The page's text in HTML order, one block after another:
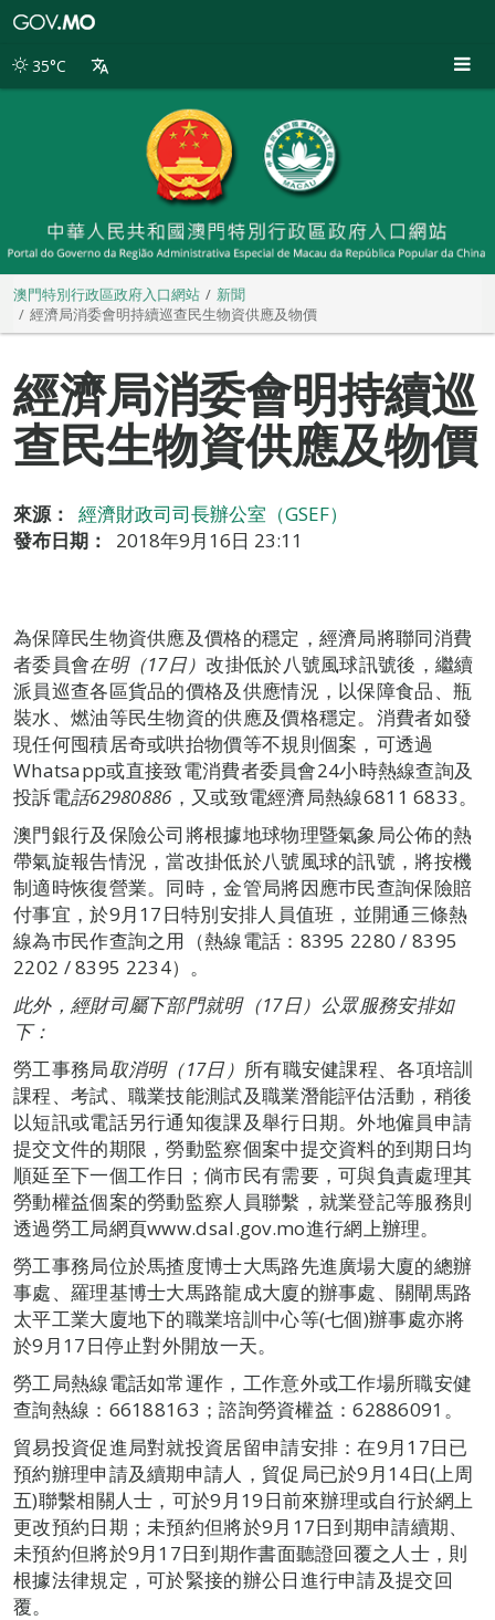
別
35°C
澳門特別行政區政府入口網站
新聞
經濟局消委會明持續巡查民生物資供應及物價
經濟局消委會明持續巡
查民生物資供應及物價
來源：
經濟財政司司長辦公室（GSEF）
發布日期：
2018年9月16日 23:11
為保障民生物資供應及價格的穩定，經濟局將聯同消費
者委員會在明（17日）改掛低於八號風球訊號後，繼續
派員巡查各區貨品的價格及供應情況，以保障食品、瓶
裝水、燃油等民生物資的供應及價格穩定。消費者如發
現任何囤積居奇或哄抬物價等不規則個案，可透過
Whatsapp或直接致電消費者委員會24小時熱線查詢及
投訴電話62980886，又或致電經濟局熱線6811 6833。
澳門銀行及保險公司將根據地球物理暨氣象局公佈的熱
帶氣旋報告情況，當改掛低於八號風球的訊號，將按機
制適時恢復營業。同時，金管局將因應巿民查詢保險賠
付事宜，於9月17日特別安排人員值班，並開通三條熱
線為巿民作查詢之用（熱線電話：8395 2280 / 8395
2202 / 8395 2234）。
此外，經財司屬下部門就明（17日）公眾服務安排如
下：
勞工事務局取消明（17日） 所有職安健課程、各項培訓
課程、考試、職業技能測試及職業潛能評估活動，稍後
以短訊或電話另行通知復課及舉行日期。外地僱員申請
提交文件的期限，勞動監察個案中提交資料的到期日均
順延至下一個工作日；倘市民有需要，可與負責處理其
勞動權益個案的勞動監察人員聯繫，就業登記等服務則
透過勞工局網頁www.dsal.gov.mo進行網上辦理。
勞工事務局位於馬揸度博士大馬路先進廣場大廈的總辦
事處、羅理基博士大馬路龍成大廈的辦事處、關閘馬路
太平工業大廈地下的職業培訓中心等(七個)辦事處亦將
於9月17日停止對外開放一天。
勞工局熱線電話如常運作，工作意外或工作場所職安健
查詢熱線：66188163；諮詢勞資權益：62886091。
貿易投資促進局對就投資居留申請安排：在9月17日已
預約辦理申請及續期申請人，貿促局已於9月14日(上周
五)聯繫相關人士，可於9月19日前來辦理或自行於網上
更改預約日期；未預約但將於9月17日到期申請續期、
未預約但將於9月17日到期作書面聽證回覆之人士，則
根據法律規定，可於緊接的辦公日進行申請及提交回
覆。